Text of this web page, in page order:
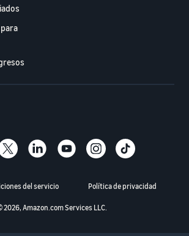
del servicio Política de privacidad
2026, Amazon.com Services LLC.